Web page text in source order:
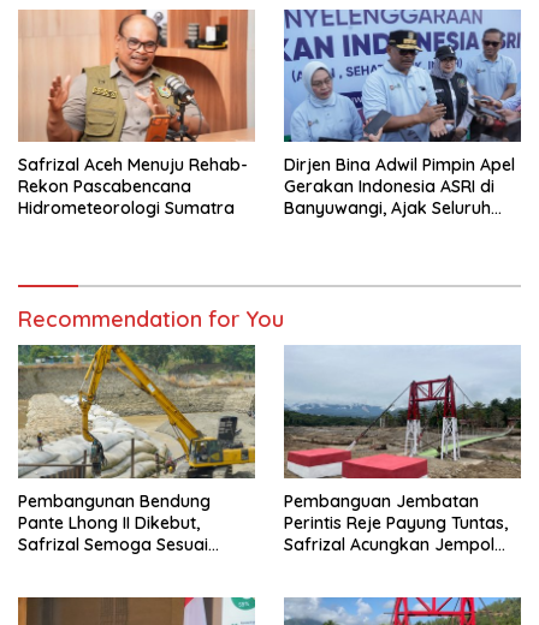
Safrizal Aceh Menuju Rehab-
Rekon Pascabencana
Hidrometeorologi Sumatra
Dirjen Bina Adwil Pimpin Apel
Gerakan Indonesia ASRI di
Banyuwangi, Ajak Seluruh
Recommendation for You
Pembangunan Bendung
Pante Lhong II Dikebut,
Safrizal Semoga Sesuai
Pembanguan Jembatan
Perintis Reje Payung Tuntas,
Safrizal Acungkan Jempol